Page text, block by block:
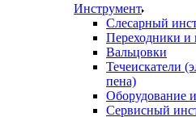
Инструмент
Слесарный
Переходники и
Вальцовки
Течеискатели
пена)
Оборудование
Сервисный